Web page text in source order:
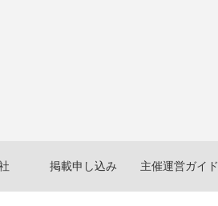
掲載申し込み 主催運営ガイド